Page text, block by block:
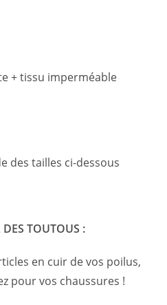
+ tissu imperméable
des tailles ci-dessous
DES TOUTOUS :
en cuir de vos poilus,
pour vos chaussures !